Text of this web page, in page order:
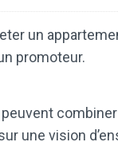
un
promoteur.
une vision